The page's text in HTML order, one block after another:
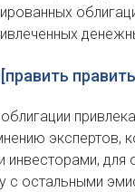
экспертов,
для
с остальными